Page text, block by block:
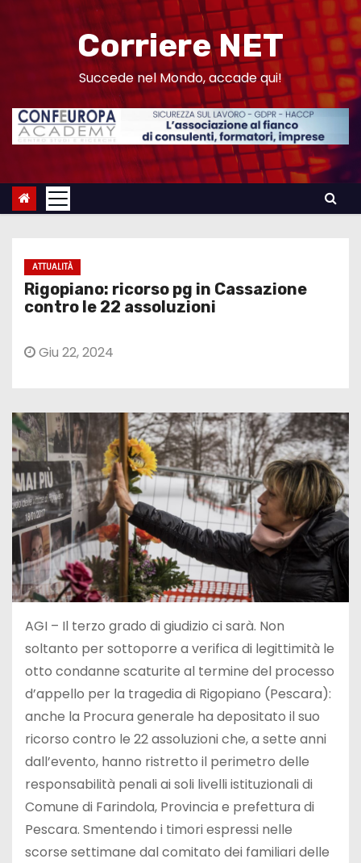
n
Corriere NET
Succede nel Mondo, accade qui!
ATTUALITÀ
Rigopiano: ricorso pg in Cassazione
contro le 22 assoluzioni
Giu 22, 2024
AGI – Il terzo grado di giudizio ci sarà. Non
soltanto per sottoporre a verifica di legittimità le
otto condanne scaturite al termine del processo
d’appello per la tragedia di Rigopiano (Pescara):
anche la Procura generale ha depositato il suo
ricorso contro le 22 assoluzioni che, a sette anni
dall’evento, hanno ristretto il perimetro delle
responsabilità penali ai soli livelli istituzionali di
Comune di Farindola, Provincia e prefettura di
Pescara. Smentendo i timori espressi nelle
scorse settimane dal comitato dei familiari delle